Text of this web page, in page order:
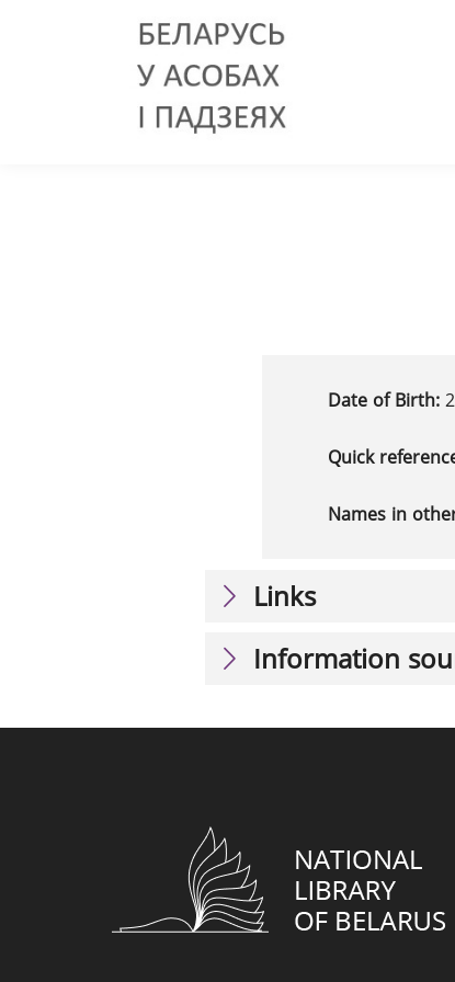
Date of Birth:
Quick
Names in
Links
Information